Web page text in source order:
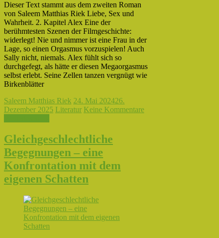
Dieser Text stammt aus dem zweiten Roman
von Saleem Matthias Riek Liebe, Sex und
Wahrheit. 2. Kapitel Alex Eine der
berühmtesten Szenen der Filmgeschichte:
widerlegt! Nie und nimmer ist eine Frau in der
Lage, so einen Orgasmus vorzuspielen! Auch
Sally nicht, niemals. Alex fühlt sich so
durchgefegt, als hätte er diesen Megaorgasmus
selbst erlebt. Seine Zellen tanzen vergnügt wie
Birkenblätter
Saleem Matthias Riek 24. Mai 202426.
Dezember 2025 Literatur Keine Kommentare
Gleichgeschlechtliche
Begegnungen – eine
Konfrontation mit dem
eigenen Schatten